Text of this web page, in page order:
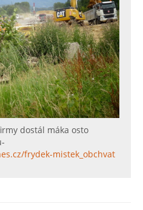
dostál máka osto
frydek-mistek_obchvat